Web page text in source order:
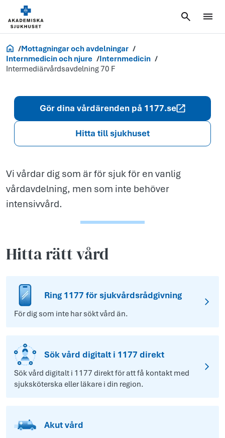
Akademiska.se
Mottagningar och avdelningar
Internmedicin och njure
Internmedicin
Intermediärvårdsavdelning 70 F
Gör dina vårdärenden på 1177.se
Hitta till sjukhuset
Vi vårdar dig som är för sjuk för en vanlig
vårdavdelning, men som inte behöver
intensivvård.
Hitta rätt vård
Ring 1177 för sjukvårdsrådgivning
För dig som inte har sökt vård än.
Sök vård digitalt i 1177 direkt
Sök vård digitalt i 1177 direkt för att få kontakt med
sjuksköterska eller läkare i din region.
Akut vård